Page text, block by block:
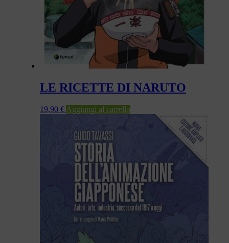
LE RICETTE DI NARUTO
19,90 € Aggiungi al carrello